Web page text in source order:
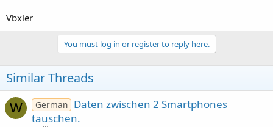
Vbxler
You must log in or register to reply here.
Similar Threads
W German Daten zwischen 2 Smartphones
tauschen.